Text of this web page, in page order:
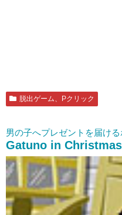
脱出ゲーム、Pクリック
男の子へプレゼントを届け
Gatuno in Christmas